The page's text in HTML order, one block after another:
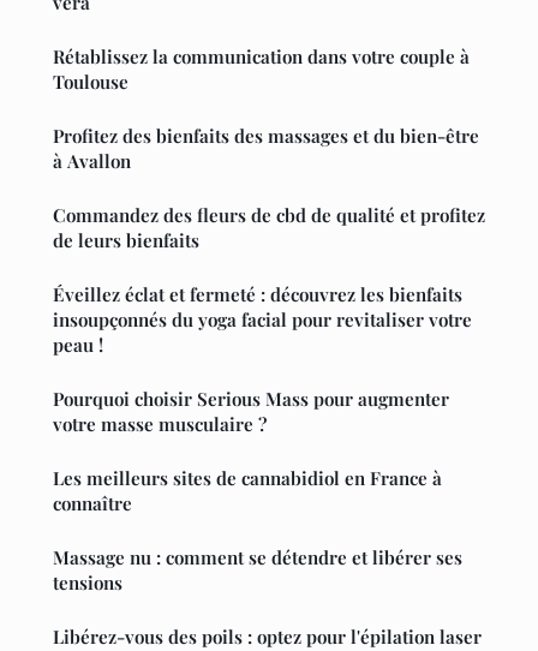
Rétablissez la communication dans votre couple à
Toulouse
Profitez des bienfaits des massages et du bien-être
à Avallon
Commandez des fleurs de cbd de qualité et profitez
de leurs bienfaits
Éveillez éclat et fermeté : découvrez les bienfaits
insoupçonnés du yoga facial pour revitaliser votre
peau !
Pourquoi choisir Serious Mass pour augmenter
votre masse musculaire ?
Les meilleurs sites de cannabidiol en France à
connaître
Massage nu : comment se détendre et libérer ses
tensions
Libérez-vous des poils : optez pour l'épilation laser